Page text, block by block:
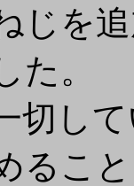
じを
た。
切し
るこ